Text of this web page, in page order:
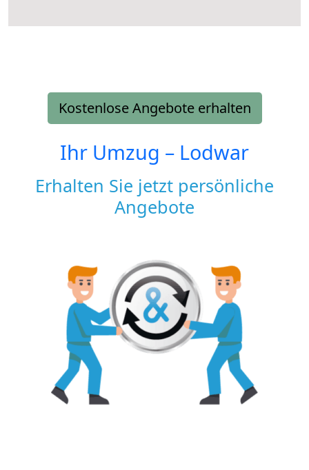
Kostenlose Angebote erhalten
Ihr Umzug – Lodwar
Erhalten Sie jetzt persönliche
Angebote